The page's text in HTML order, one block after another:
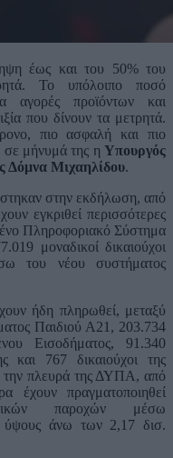
έως και του 50% του
Το υπόλοιπο ποσό
αγορές προϊόντων και
που δίνουν τα μετρητά.
πιο ασφαλή και πιο
μήνυμά της η Υπουργός
Δόμνα Μιχαηλίδου.
στην εκδήλωση, από
εγκριθεί περισσότερες
Πληροφοριακό Σύστημα
μοναδικοί δικαιούχοι
του νέου συστήματος
ήδη πληρωθεί, μεταξύ
Παιδιού Α21, 203.734
Εισοδήματος, 91.340
και 767 δικαιούχοι της
την πλευρά της ΔΥΠΑ, από
έχουν πραγματοποιηθεί
παροχών μέσω
ύψους άνω των 2,17 δισ.